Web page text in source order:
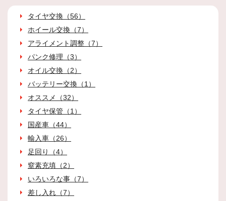
タイヤ交換（56）
ホイール交換（7）
アライメント調整（7）
パンク修理（3）
オイル交換（2）
バッテリー交換（1）
オススメ（32）
タイヤ保管（1）
国産車（44）
輸入車（26）
足回り（4）
窒素充填（2）
いろいろな事（7）
差し入れ（7）